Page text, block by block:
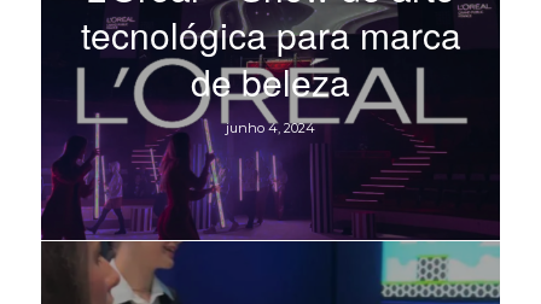
tecnológica para marca
de beleza
junho 4, 2024